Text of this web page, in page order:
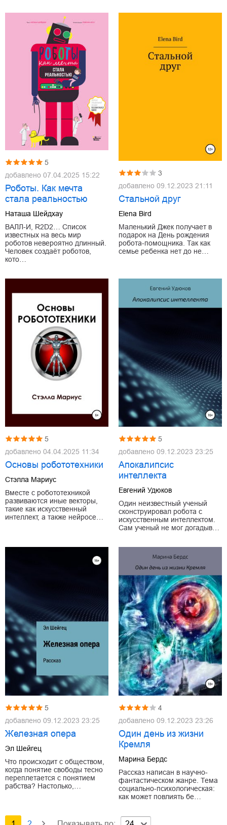
5
добавлено 07.04.2025 15:22
Роботы. Как мечта
стала реальностью
Наташа Шейдхау
ВАЛЛ-И, R2D2… Список
известных на весь мир
роботов невероятно длинный.
Человек создаёт роботов,
кото…
3
добавлено 09.12.2023 21:11
Стальной друг
Elena Bird
Маленький Джек получает в
подарок на День рождения
робота-помощника. Так как
семье ребенка нет до не…
5
добавлено 04.04.2025 11:34
Основы робототехники
Стэлла Мариус
Вместе с робототехникой
развиваются иные векторы,
такие как искусственный
интеллект, а также нейросе…
5
добавлено 09.12.2023 23:25
Апокалипсис
интеллекта
Евгений Удюков
Один неизвестный ученый
сконструировал робота с
искусственным интеллектом.
Сам ученый не мог догадыв…
5
добавлено 09.12.2023 23:25
Железная опера
Эл Шейгец
Что происходит с обществом,
когда понятие свободы тесно
переплетается с понятием
рабства? Настолько,…
4
добавлено 09.12.2023 23:26
Один день из жизни
Кремля
Марина Бердс
Рассказ написан в научно-
фантастическом жанре. Тема
социально-психологическая:
как может повлиять бе…